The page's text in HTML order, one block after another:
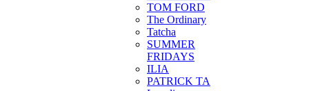
TOM FORD
The Ordinary
Tatcha
SUMMER
FRIDAYS
ILIA
PATRICK TA